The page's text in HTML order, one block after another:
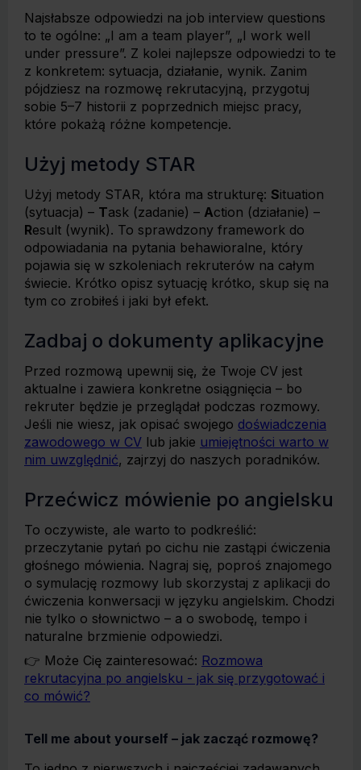
Najsłabsze odpowiedzi na job interview questions
to te ogólne: „I am a team player”, „I work well
under pressure”. Z kolei najlepsze odpowiedzi to te
z konkretem: sytuacja, działanie, wynik. Zanim
pójdziesz na rozmowę rekrutacyjną, przygotuj
sobie 5–7 historii z poprzednich miejsc pracy,
które pokażą różne kompetencje.
Użyj metody STAR
Użyj metody STAR, która ma strukturę: Situation
(sytuacja) – Task (zadanie) – Action (działanie) –
Result (wynik). To sprawdzony framework do
odpowiadania na pytania behawioralne, który
pojawia się w szkoleniach rekruterów na całym
świecie. Krótko opisz sytuację krótko, skup się na
tym co zrobiłeś i jaki był efekt.
Zadbaj o dokumenty aplikacyjne
Przed rozmową upewnij się, że Twoje CV jest
aktualne i zawiera konkretne osiągnięcia – bo
rekruter będzie je przeglądał podczas rozmowy.
Jeśli nie wiesz, jak opisać swojego doświadczenia
zawodowego w CV lub jakie umiejętności warto w
nim uwzględnić, zajrzyj do naszych poradników.
Przećwicz mówienie po angielsku
To oczywiste, ale warto to podkreślić:
przeczytanie pytań po cichu nie zastąpi ćwiczenia
głośnego mówienia. Nagraj się, poproś znajomego
o symulację rozmowy lub skorzystaj z aplikacji do
ćwiczenia konwersacji w języku angielskim. Chodzi
nie tylko o słownictwo – a o swobodę, tempo i
naturalne brzmienie odpowiedzi.
👉 Może Cię zainteresować: Rozmowa
rekrutacyjna po angielsku - jak się przygotować i
co mówić?
Tell me about yourself – jak zacząć rozmowę?